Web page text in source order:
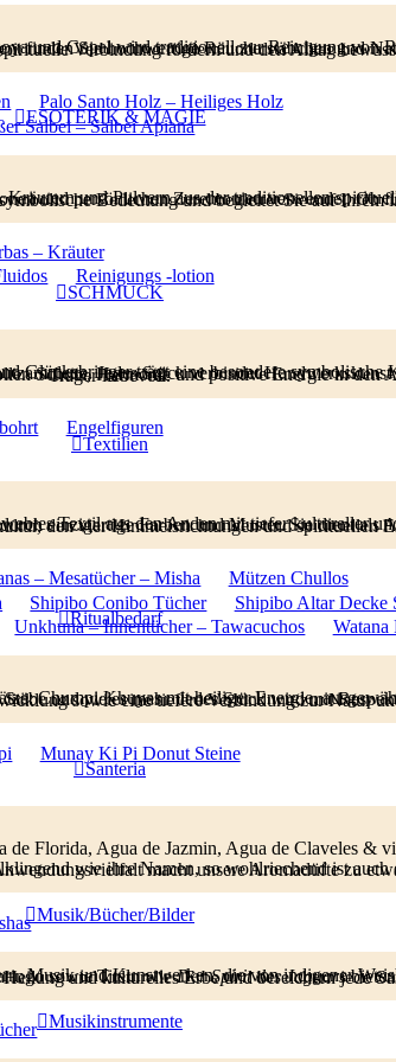
Klärung verwendet. In unserem Sortiment finden Sie hochwertige Räucherstäbchen und Naturharze aus Peru und anderen Kulturen, die Ruhe, Harmonie und spirituelle
Palo Santo Holz – Heiliges Holz
Salbei – Salbei Apiana
ESOTERIK & MAGIE
bei Ritualen, Meditationen und persönlichen Zeremonien verwendet. Ob für Schutz, Erfolg, Harmonie, Fülle oder innere Stärke – jedes Produkt trägt
– Kräuter
Reinigungs -lotion
SCHMUCK
Schmuck aus Südamerika wie Armbänder, Amulette und Glücksbringer trägt eine besondere symbolische Kraft. Unsere Auswahl umfasst Chakana-Symbole, Engelfiguren und traditionelle Schutzamulette. Jedes Stück verbindet Handwerkskunst mit spiritueller Bedeutung und kultureller Tiefe. Diese einzigartigen Schmuckstücke sollen Schutz, Harmonie und positive Energie in den Alltag bringen und begleiten ihre Träger liebevoll.
Engelfiguren
Textilien
besticht jede Misha durch einzigartige Farben und Muster. Sie dient als Aufbewahrungsort für besondere Gegenstände und symbolisiert die
– Mesatücher – Misha
Mützen Chullos
Shipibo Conibo Tücher
Shipibo Altar Decke
Unkhuna – Innentücher – Tawacuchos Watana
Ritualbedarf
Messer, kraftvolle Stäbe und vieles mehr. Jedes Stück wird mit Respekt vor alten Traditionen ausgewählt und unterstützt Rituale, Meditation,
Munay Ki Pi Donut Steine
Santeria
de Florida, Agua de Jazmin, Agua de Claveles &
verströmen. Unsere Düfte sind vielseitig einsetzbar.Ihre Anwendungsvielfalt macht unsere
Musik/Bücher/Bilder
faszinierenden Werken von Pablo Amaringo sowie Titeln wieDer Spirit des Jaguars
in Spiritualität, Natur, Heilung und kulturelles Erbe und bereichern
Musikinstrumente